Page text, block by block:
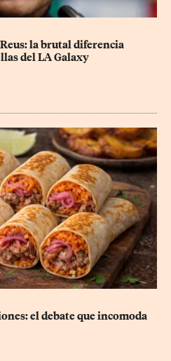
la brutal diferencia
del LA Galaxy
el debate que incomoda